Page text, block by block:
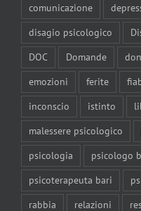
comunicazione
disagio psicologico
DOC
Domande
emozioni
ferite
inconscio
istinto
malessere psicologico
psicologia
psicologo
psicoterapeuta bari
rabbia
relazioni